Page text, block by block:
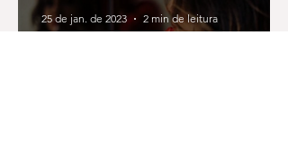
25 de jan. de 2023 2 min de leitura